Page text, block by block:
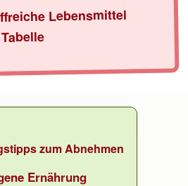
Lebensmittel
Tabelle
zum Abnehmen
Ernährung